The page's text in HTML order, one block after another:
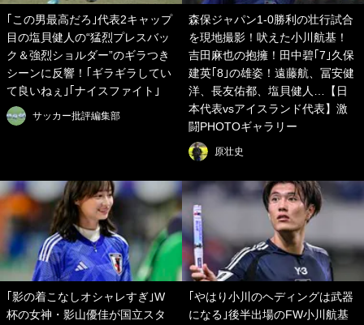
｢この男最高だろ｣代表2キャップ
目の塩貝健人の“猛烈プレスバッ
ク＆強烈ショルダー”のギラつき
シーンに反響！｢ギラギラしてい
て良いねぇ｣｢ナイスファイト｣
サッカー批評編集部
森保ジャパン1-0勝利の壮行試合
を現地撮影！吠えた小川航基！
吉田麻也の抱擁！田中碧｢7｣久保
建英｢8｣の雄姿！遠藤航、冨安健
洋、長友佑都、塩貝健人…【日
本代表vsアイスランド代表】激
闘PHOTOギャラリー
原壮史
｢影の着こなしオシャレすぎ｣W
杯の女神・影山優佳が国立スタ
｢やはり小川のヘディングは武器
になる｣後半出場のFW小川航基